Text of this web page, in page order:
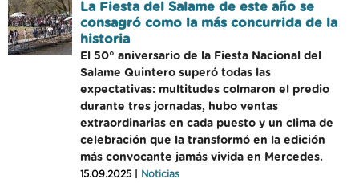
La Fiesta del Salame de este año se
consagró como la más concurrida de la
historia
El 50° aniversario de la Fiesta Nacional del
Salame Quintero superó todas las
expectativas: multitudes colmaron el predio
durante tres jornadas, hubo ventas
extraordinarias en cada puesto y un clima de
celebración que la transformó en la edición
más convocante jamás vivida en Mercedes.
15.09.2025 | Noticias